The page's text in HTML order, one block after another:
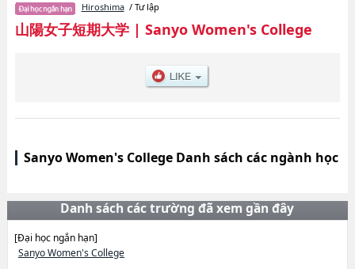
tin cần thiết dành cho du học sinh, như là về các , thông tin về từng ngành
học, thông tin liên quan đến thi tuyển như số lượng tuyển sinh, số lượng
trúng tuyển, cở sở trang thiết bị, hướng dẫn địa điểm v.v...
Hiroshima/ Tư lập
山陽女子短期大学| Sanyo Women's College
Sanyo Women's College Danh sách các ngành học
Danh sách các trường đã xem gần đây
[Đại học ngắn hạn]
Sanyo Women's College